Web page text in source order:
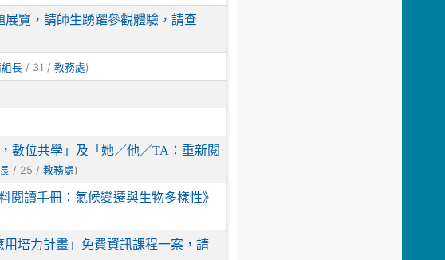
展覽，請師生踴躍參觀體驗，請查
長 / 31 /教務處)
數位共學」及「她／他／TA：重新閱
/ 25 / 教務處)
閱讀手冊：氣候變遷與生物多樣性》
培力計畫」免費資訊課程一案，請